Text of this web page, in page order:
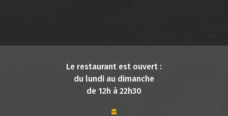
Le restaurant est ouvert :
du lundi au dimanche
de 12h à 22h30